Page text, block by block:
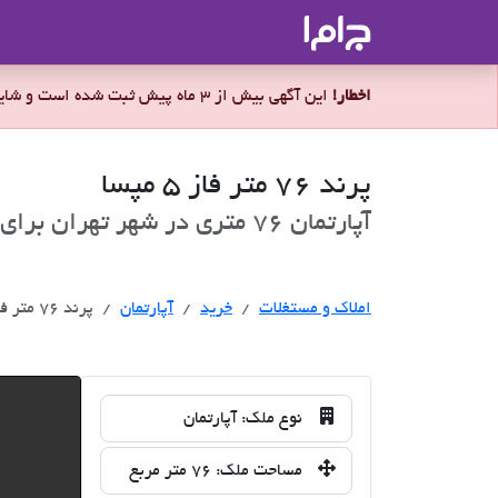
اخطار! این آگهی بیش از 3 ماه پیش ثبت شده است و شاید ملک برای فروش موجود نباشد.
پرند 76 متر فاز 5 مپسا
آپارتمان 76 متری در شهر تهران برای فروش
املاک و مستغلات خرید خرید
آپارتمان پرند 76 متر فاز 5 مپسا
نوع ملک: آپارتمان
مساحت ملک: 76 متر مربع